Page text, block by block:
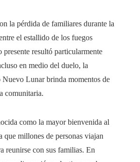
la pérdida de familiares durante la
el estallido de los fuegos
resultó particularmente
en medio del duelo, la
Lunar brinda momentos de
comunitaria.
como la mayor bienvenida al
que millones de personas viajan
reunirse con sus familias. En